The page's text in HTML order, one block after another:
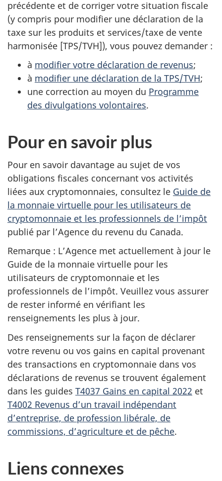
précédente et de corriger votre situation fiscale
(y compris pour modifier une déclaration de la
taxe sur les produits et services/taxe de vente
harmonisée [TPS/TVH]), vous pouvez demander :
à modifier votre déclaration de revenus;
à modifier une déclaration de la TPS/TVH;
une correction au moyen du Programme
des divulgations volontaires.
Pour en savoir plus
Pour en savoir davantage au sujet de vos
obligations fiscales concernant vos activités
liées aux cryptomonnaies, consultez le Guide de
la monnaie virtuelle pour les utilisateurs de
cryptomonnaie et les professionnels de l’impôt
publié par l’Agence du revenu du Canada.
Remarque : L’Agence met actuellement à jour le
Guide de la monnaie virtuelle pour les
utilisateurs de cryptomonnaie et les
professionnels de l’impôt. Veuillez vous assurer
de rester informé en vérifiant les
renseignements les plus à jour.
Des renseignements sur la façon de déclarer
votre revenu ou vos gains en capital provenant
des transactions en cryptomonnaie dans vos
déclarations de revenus se trouvent également
dans les guides T4037 Gains en capital 2022 et
T4002 Revenus d’un travail indépendant
d’entreprise, de profession libérale, de
commissions, d’agriculture et de pêche.
Liens connexes